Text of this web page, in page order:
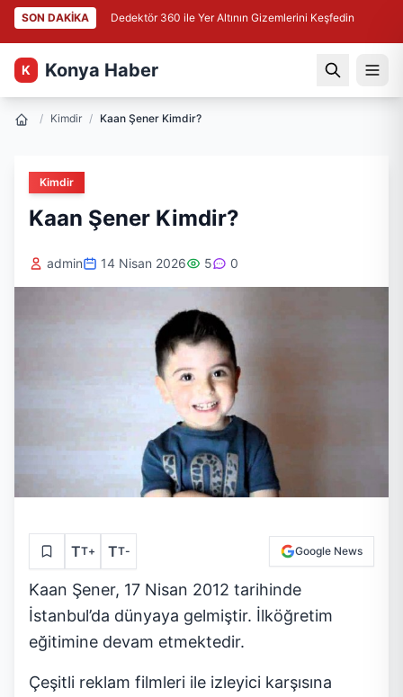
SON DAKİKA Dedektör 360 ile Yer Altının Gizemlerini Keşfedin
K Konya Haber
/ Kimdir / Kaan Şener Kimdir?
Kimdir
Kaan Şener Kimdir?
admin 14 Nisan 2026 5 0
TT+ TT- Google News
Kaan Şener, 17 Nisan 2012 tarihinde
İstanbul’da dünyaya gelmiştir. İlköğretim
eğitimine devam etmektedir.
Çeşitli reklam filmleri ile izleyici karşısına